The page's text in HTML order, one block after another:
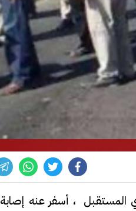
المستقبل ، أسفر عنه إصابة